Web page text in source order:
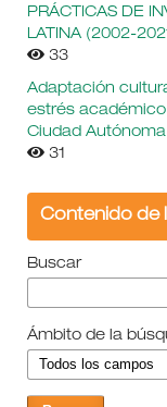
PRÁCTICAS DE
LATINA (2002-
33
Adaptación
estrés
Ciudad
31
Contenido de
Buscar
Ámbito de la